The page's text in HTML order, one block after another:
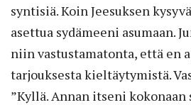
syntisiä. Koin Jeesuksen
asettua sydämeeni asumaan.
niin vastustamatonta, että en
tarjouksesta kieltäytymistä.
”Kyllä. Annan itseni kokonaan